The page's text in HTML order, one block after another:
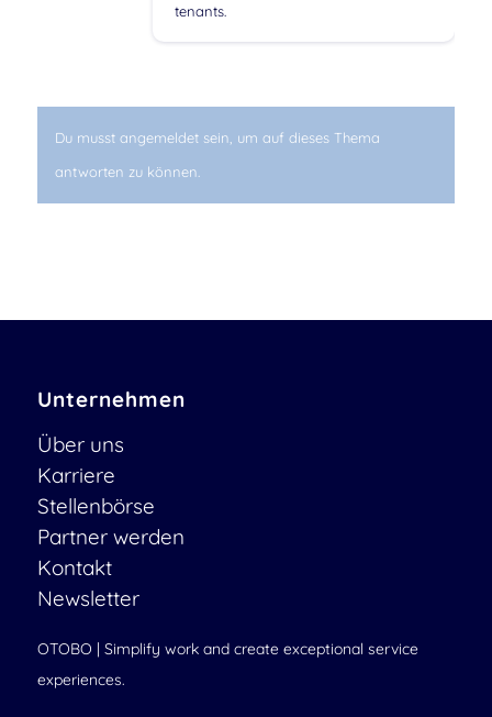
tenants.
Du musst angemeldet sein, um auf dieses Thema
antworten zu können.
Unternehmen
Über uns
Karriere
Stellenbörse
Partner werden
Kontakt
Newsletter
OTOBO | Simplify work and create exceptional service
experiences.